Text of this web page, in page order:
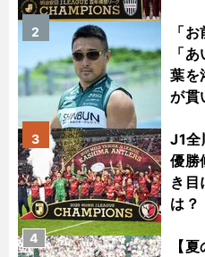
「
「
葉を
が貫
2
J1
優
き目
は？
3
【
4